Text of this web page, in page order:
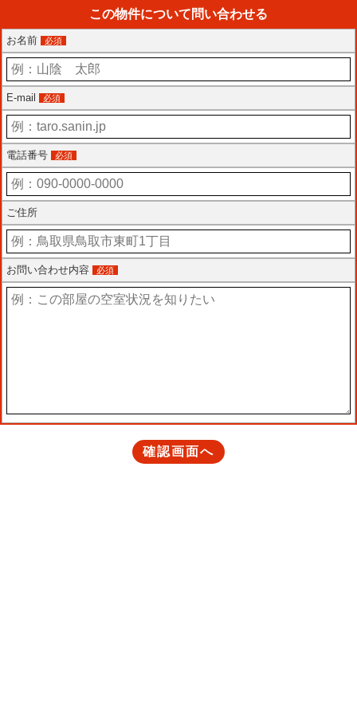
この物件について問い合わせる
お名前 必須
E-mail 必須
電話番号 必須
ご住所
お問い合わせ内容 必須